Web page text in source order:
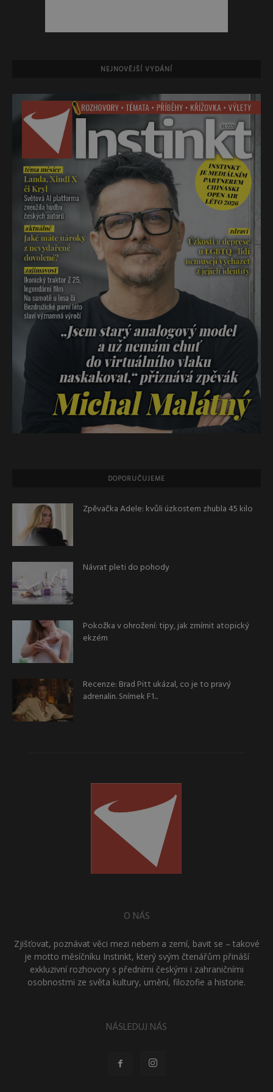
NEJNOVĚJŠÍ VYDÁNÍ
DOPORUČUJEME
Zpěvačka Adele: kvůli úzkostem zhubla 45 kilo
Návrat pleti do pohody
Pokožka v ohrožení: tipy, jak zmírnit atopický
ekzém
Recenze: Brad Pitt ukázal, co je to pravý
adrenalin. Snímek F1...
O NÁS
Zjišťovat, poznávat věci mezi nebem a zemí, bavit se – takové
je motto měsíčníku Instinkt, který svým čtenářům přináší
exkluzivní rozhovory s předními českými i zahraničními
osobnostmi ze světa kultury, umění, filozofie a historie.
NÁSLEDUJ NÁS